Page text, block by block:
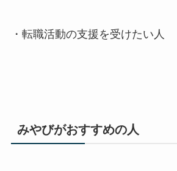
・転職活動の支援を受けたい人
みやびがおすすめの人